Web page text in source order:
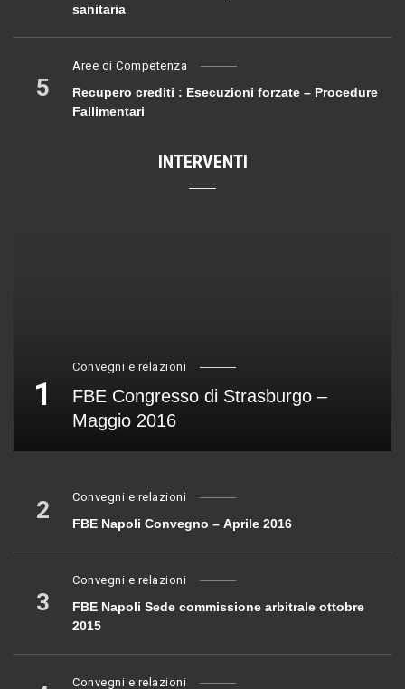
sanitaria
5
Aree di Competenza
Recupero crediti : Esecuzioni forzate – Procedure
Fallimentari
INTERVENTI
1
Convegni e relazioni
FBE Congresso di Strasburgo –
Maggio 2016
2 Convegni e relazioni
FBE Napoli Convegno – Aprile 2016
3
Convegni e relazioni
FBE Napoli Sede commissione arbitrale ottobre
2015
Convegni e relazioni